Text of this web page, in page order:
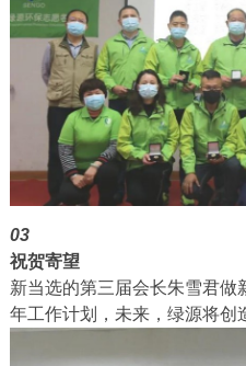
03
祝贺寄望
新当选的第三届会长朱雪君做
年工作计划，未来，绿源将创